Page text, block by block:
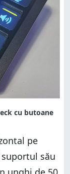
pe
său